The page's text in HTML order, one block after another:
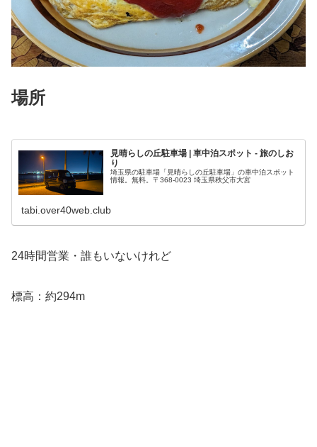
場所
見晴らしの丘駐車場 | 車中泊スポット - 旅のしお
り
埼玉県の駐車場「見晴らしの丘駐車場」の車中泊スポット
情報。無料。〒368-0023 埼玉県秩父市大宮
tabi.over40web.club
24時間営業・誰もいないけれど
標高：約294m